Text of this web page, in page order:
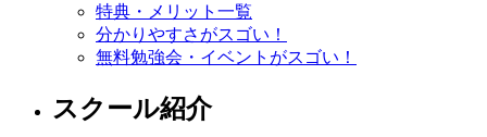
特典・メリット一覧
分かりやすさがスゴい！
無料勉強会・イベントがスゴい！
スクール紹介